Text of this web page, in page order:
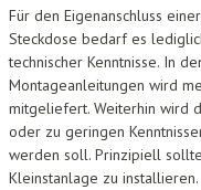
Für den Eigenanschluss
Steckdose bedarf es
technischer Kenntnisse. In
Montageanleitungen wird
mitgeliefert. Weiterhin wird
oder zu geringen
werden soll. Prinzipiell
Kleinstanlage zu installieren.